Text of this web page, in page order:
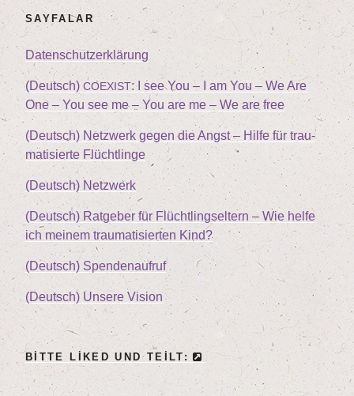
SAY­FA­LAR
Daten­schutz­er­klä­rung
(Deutsch) COEXIST: I see You – I am You – We Are
One – You see me – You are me – We are free
(Deutsch) Netz­werk gegen die Angst – Hil­fe für trau­
ma­ti­sier­te Flüchtlinge
(Deutsch) Netz­werk
(Deutsch) Rat­ge­ber für Flücht­lings­el­tern – Wie hel­fe
ich mei­nem trau­ma­ti­sier­ten Kind?
(Deutsch) Spen­den­auf­ruf
(Deutsch) Unse­re Vision
BIT­TE LIK­ED UND TEILT: